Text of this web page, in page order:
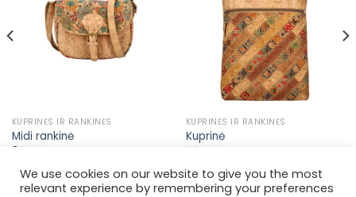
Pridėti į
pageidavimų
sąrašą
KUPRINĖS IR RANKINĖS
Midi rankinė
35,00
Pridėti į
pageidavimų
sąrašą
KUPRINĖS IR RANKINĖS
Kuprinė
55,00
We use cookies on our website to give you the most
relevant experience by remembering your preferences